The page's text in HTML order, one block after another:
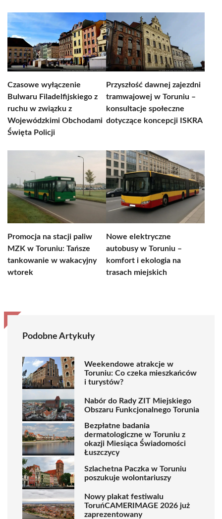
Czasowe wyłączenie
Bulwaru Filadelfijskiego z
ruchu w związku z
Wojewódzkimi Obchodami
Święta Policji
Przyszłość dawnej zajezdni
tramwajowej w Toruniu –
konsultacje społeczne
dotyczące koncepcji ISKRA
Promocja na stacji paliw
MZK w Toruniu: Tańsze
tankowanie w wakacyjny
wtorek
Nowe elektryczne
autobusy w Toruniu –
komfort i ekologia na
trasach miejskich
Podobne Artykuły
Weekendowe atrakcje w
Toruniu: Co czeka mieszkańców
i turystów?
Nabór do Rady ZIT Miejskiego
Obszaru Funkcjonalnego Torunia
Bezpłatne badania
dermatologiczne w Toruniu z
okazji Miesiąca Świadomości
Łuszczycy
Szlachetna Paczka w Toruniu
poszukuje wolontariuszy
Nowy plakat festiwalu
ToruńCAMERIMAGE 2026 już
zaprezentowany